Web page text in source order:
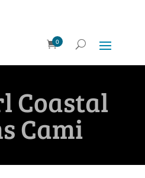
0
Coastal
Cami